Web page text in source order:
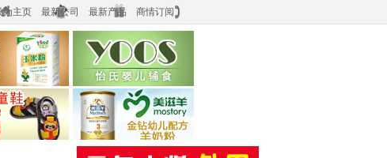
为主页 最新公司 最新产品 商情订阅
儿童食品 上海怡氏食品科技有限公司
湖南美滋生物科技有限公司